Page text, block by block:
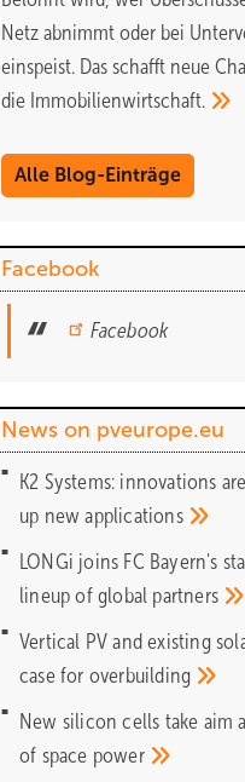
Netz abnimmt oder bei
einspeist. Das schafft neue
die Immobilienwirtschaft.
Alle Blog-Einträge
Facebook
Facebook
News on pveurope.eu
K2 Systems: innovations
up newapplications
LONGi joins FC Bayern's
lineup of global partners
Vertical PV and existing
case for overbuilding
New silicon cells take aim
of space power